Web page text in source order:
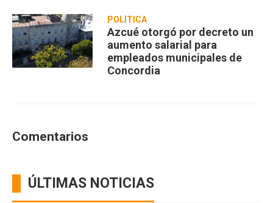
POLÍTICA
Azcué otorgó por decreto un
aumento salarial para
empleados municipales de
Concordia
Comentarios
ÚLTIMAS NOTICIAS